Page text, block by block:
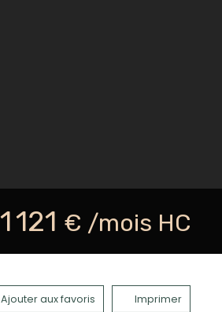
1 121 € /mois HC
Ajouter aux favoris Imprimer